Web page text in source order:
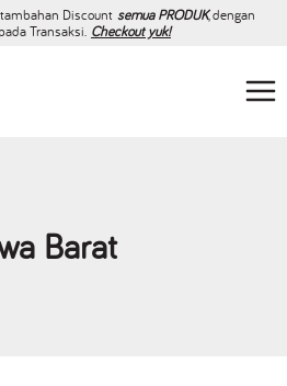
tambahan Discount semua PRODUK, dengan
Transaksi. Checkout yuk!
Barat